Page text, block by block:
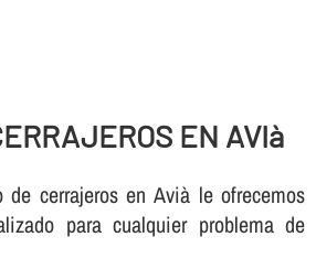
EN AVIà
de cerrajeros en Avià le ofrecemos
para cualquier problema de